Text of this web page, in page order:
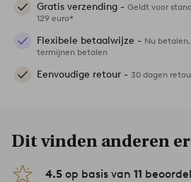
Gratis verzending - Geldt voor
129 euro*
Flexibele betaalwijze - Nu
termijnen betalen
Eenvoudige retour - 30 dagen
Dit vinden anderen
4.5 op basis van 11